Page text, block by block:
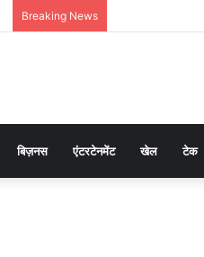
Breaking News
बिज़नस एंटरटेनमेंट खेल टेक